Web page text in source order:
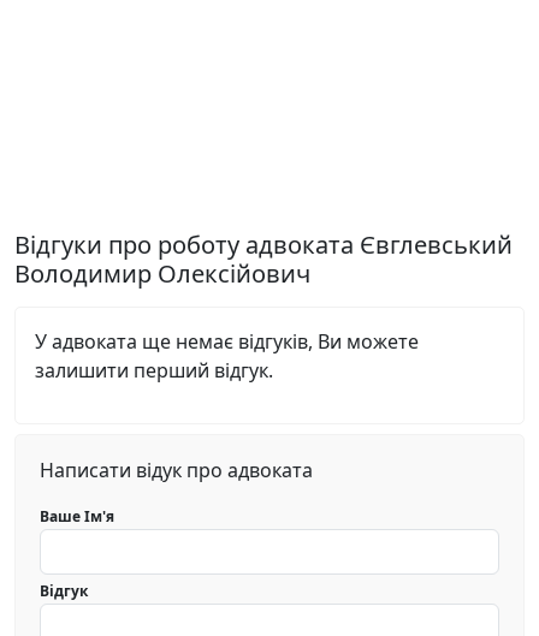
Відгуки про роботу адвоката Євглевський
Володимир Олексійович
У адвоката ще немає відгуків, Ви можете
залишити перший відгук.
Написати відук про адвоката
Ваше Ім'я
Відгук